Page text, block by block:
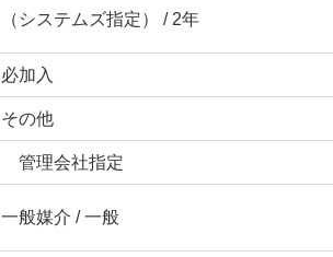
（システムズ指定） / 2年
必加入
その他
管理会社指定
一般媒介 / 一般